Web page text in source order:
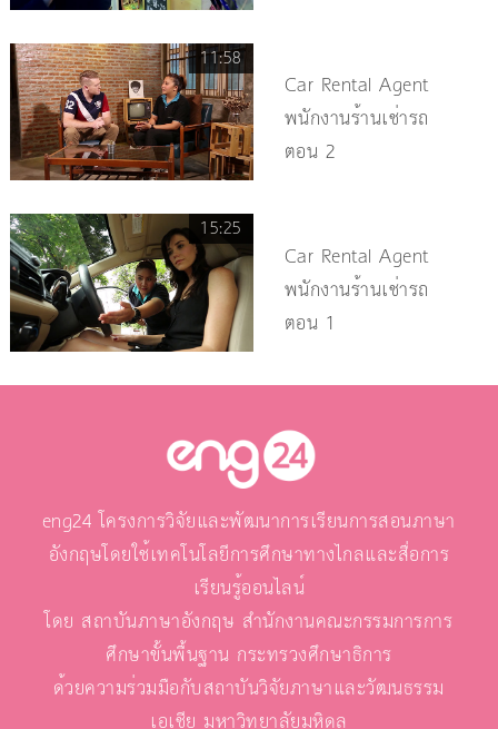
11:58
Car Rental Agent
พนักงานร้านเช่ารถ
ตอน 2
15:25
Car Rental Agent
พนักงานร้านเช่ารถ
ตอน 1
eng24 โครงการวิจัยและพัฒนาการเรียนการสอนภาษา
อังกฤษโดยใช้เทคโนโลยีการศึกษาทางไกลและสื่อการ
เรียนรู้ออนไลน์
โดย สถาบันภาษาอังกฤษ สำนักงานคณะกรรมการการ
ศึกษาขั้นพื้นฐาน กระทรวงศึกษาธิการ
ด้วยความร่วมมือกับสถาบันวิจัยภาษาและวัฒนธรรม